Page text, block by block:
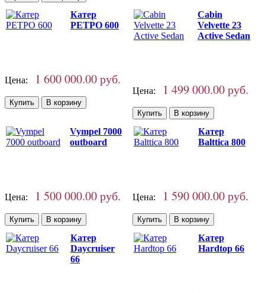
Катер
РЕТРО 600
Цена: 1 600 000.00 руб.
Cabin
Velvette 23
Active Sedan
Цена: 1 499 000.00 руб.
Vympel 7000
outboard
Цена: 1 500 000.00 руб.
Катер
Balttica 800
Цена: 1 590 000.00 руб.
Катер
Daycruiser
66
Катер
Hardtop 66